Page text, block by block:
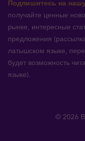
Подпишитесь на
получайте ценные
рынке, интересные
предложения
латышском языке,
будет возможность
языке).
© 2026